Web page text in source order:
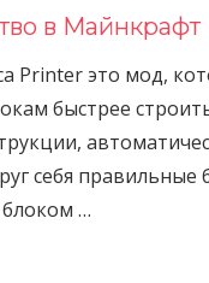
в Майнкрафт
Printer это мод,
быстрее
себя правильные
…